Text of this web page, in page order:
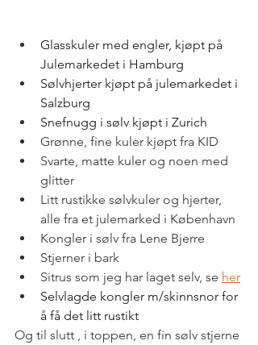
Glasskuler med engler, kjøpt på
Julemarkedet i Hamburg
Sølvhjerter kjøpt på julemarkedet i
Salzburg
Snefnugg i sølv kjøpt i Zurich
Grønne, fine kuler kjøpt fra KID
Svarte, matte kuler og noen med
glitter
Litt rustikke sølvkuler og hjerter,
alle fra et julemarked i København
Kongler i sølv fra Lene Bjerre
Stjerner i bark
Sitrus som jeg har laget selv, se her
Selvlagde kongler m/skinnsnor for
å få det litt rustikt
Og til slutt , i toppen, en fin sølv stjerne